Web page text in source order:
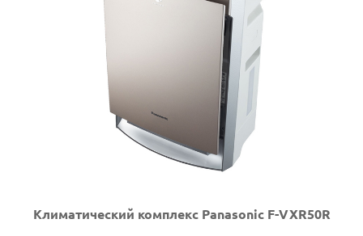
Климатический комплекс Panasonic F-VXR50R